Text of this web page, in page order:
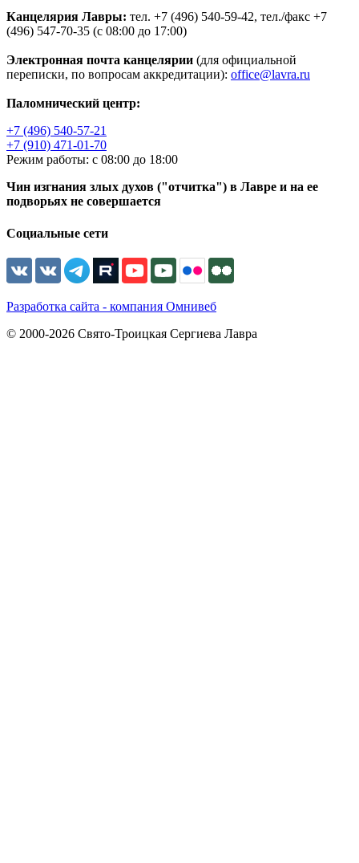
Канцелярия Лавры: тел. +7 (496) 540-59-42, тел./факс +7
(496) 547-70-35 (с 08:00 до 17:00)
Электронная почта канцелярии (для официальной
переписки, по вопросам аккредитации): office@lavra.ru
Паломнический центр:
+7 (496) 540-57-21
+7 (910) 471-01-70
Режим работы: с 08:00 до 18:00
Чин изгнания злых духов ("отчитка") в Лавре и на ее
подворьях не совершается
Социальные сети
Разработка сайта - компания Омнивеб
© 2000-2026 Свято-Троицкая Сергиева Лавра